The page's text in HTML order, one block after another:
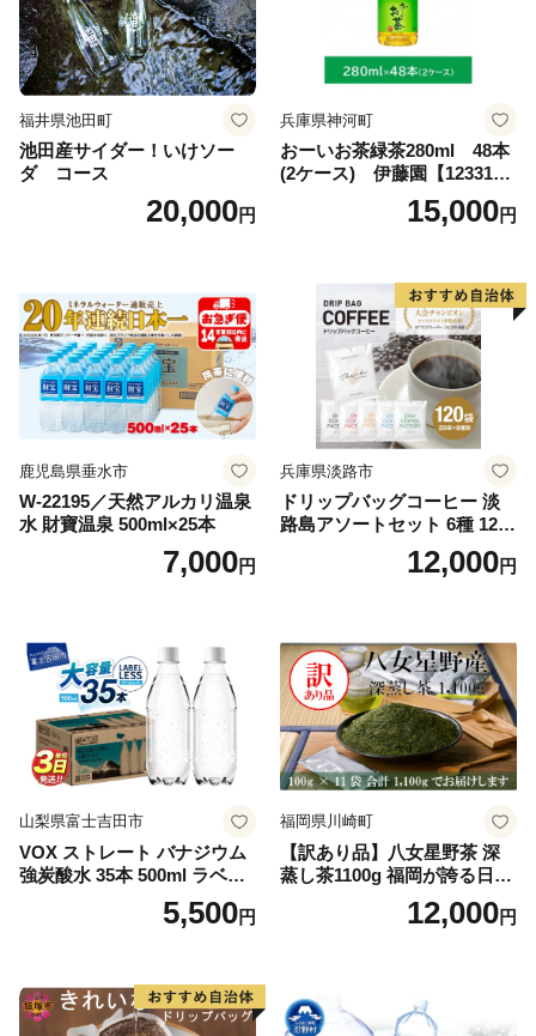
福井県池田町
池田産サイダー！いけソー
ダ コース
20,000円
兵庫県神河町
おーいお茶緑茶280ml 48本
(2ケース) 伊藤園【123317
15,000円
鹿児島県垂水市
W-22195／天然アルカリ温泉
水 財寶温泉 500ml×25本
7,000円
兵庫県淡路市
ドリップバッグコーヒー 淡
路島アソートセット 6種 120
袋 飲み比べ コーヒー
12,000円
山梨県富士吉田市
VOX ストレート バナジウム
強炭酸水 35本 500ml ラベル
レス【富士吉田市限定カート
5,500円
福岡県川崎町
【訳あり品】八女星野茶 深
蒸し茶1100g 福岡が誇る日本
茶_ 訳アリ 常温 お茶 茶袋 常
備品 おちゃ ocha 茶葉 緑茶
小分け お土産 お取り寄せ グ
12,000円